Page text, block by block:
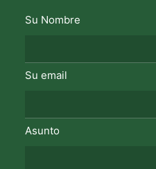
Su Nombre
Su email
Asunto